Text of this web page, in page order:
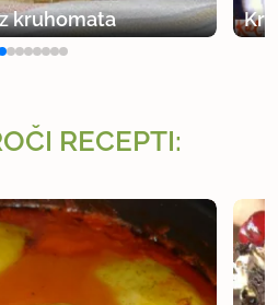
kruhomata
RECEPTI: